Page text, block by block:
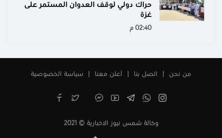
حراك دولي لوقف العدوان المستمر على
غزة
02:40 م
من نحن اتصل بنا أعلن معنا سياسة الخصوصية
وكالة شمس نيوز الاخبارية © 2021